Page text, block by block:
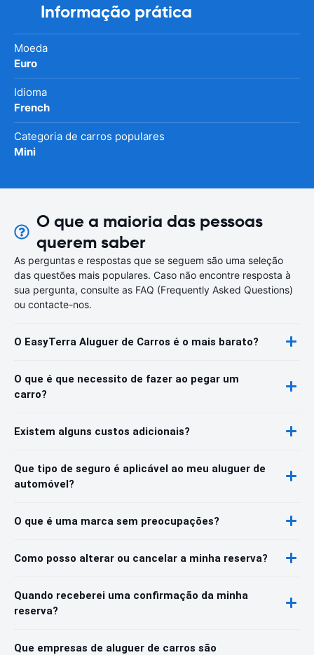
Informação prática
Moeda
Euro
Idioma
French
Categoria de carros populares
Mini
O que a maioria das pessoas
querem saber
As perguntas e respostas que se seguem são uma seleção
das questões mais populares. Caso não encontre resposta à
sua pergunta, consulte as FAQ (Frequently Asked Questions)
ou contacte-nos.
O EasyTerra Aluguer de Carros é o mais barato?
O que é que necessito de fazer ao pegar um
carro?
Existem alguns custos adicionais?
Que tipo de seguro é aplicável ao meu aluguer de
automóvel?
O que é uma marca sem preocupações?
Como posso alterar ou cancelar a minha reserva?
Quando receberei uma confirmação da minha
reserva?
Que empresas de aluguer de carros são